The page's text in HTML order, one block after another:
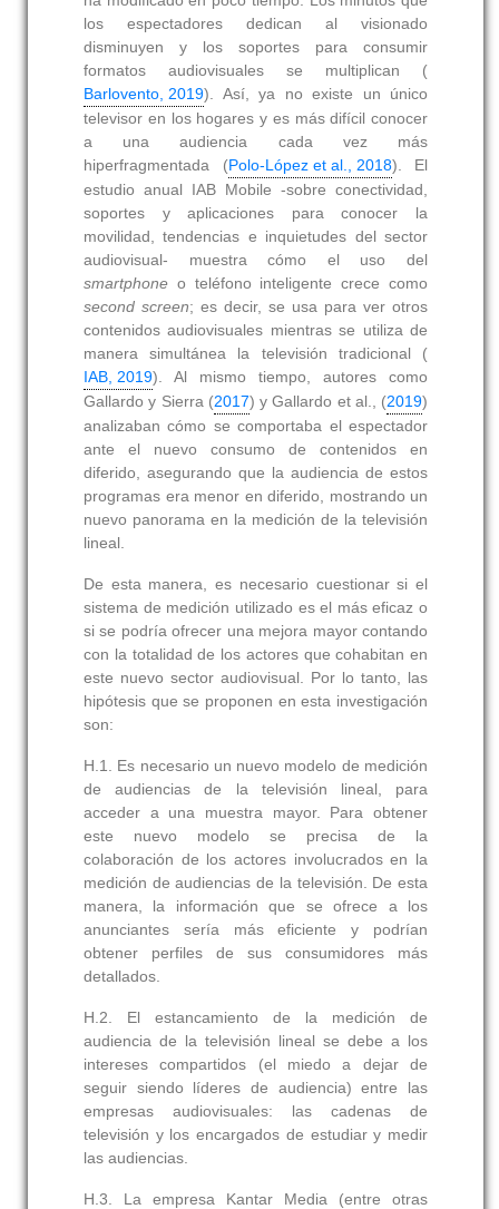
los espectadores dedican al visionado
disminuyen y los soportes para consumir
formatos audiovisuales se multiplican (
Barlovento, 2019). Así, ya no existe un único
televisor en los hogares y es más difícil conocer
a una audiencia cada vez más
hiperfragmentada (Polo-López et al., 2018). El
estudio anual IAB Mobile -sobre conectividad,
soportes y aplicaciones para conocer la
movilidad, tendencias e inquietudes del sector
audiovisual- muestra cómo el uso del
smartphone o teléfono inteligente crece como
second screen; es decir, se usa para ver otros
contenidos audiovisuales mientras se utiliza de
manera simultánea la televisión tradicional (
IAB, 2019). Al mismo tiempo, autores como
Gallardo y Sierra (2017) y Gallardo et al., (2019)
analizaban cómo se comportaba el espectador
ante el nuevo consumo de contenidos en
diferido, asegurando que la audiencia de estos
programas era menor en diferido, mostrando un
nuevo panorama en la medición de la televisión
lineal.
De esta manera, es necesario cuestionar si el
sistema de medición utilizado es el más eficaz o
si se podría ofrecer una mejora mayor contando
con la totalidad de los actores que cohabitan en
este nuevo sector audiovisual. Por lo tanto, las
hipótesis que se proponen en esta investigación
son:
H.1.
Es necesario un nuevo modelo de medición
de audiencias de la televisión lineal, para
acceder a una muestra mayor. Para obtener
este nuevo modelo se precisa de la
colaboración de los actores involucrados en la
medición de audiencias de la televisión. De esta
manera, la información que se ofrece a los
anunciantes sería más eficiente y podrían
obtener perfiles de sus consumidores más
detallados.
H.2.
El estancamiento de la medición de
audiencia de la televisión lineal se debe a los
intereses compartidos (el miedo a dejar de
seguir siendo líderes de audiencia) entre las
empresas audiovisuales: las cadenas de
televisión y los encargados de estudiar y medir
las audiencias.
H.3.
La empresa Kantar Media (entre otras